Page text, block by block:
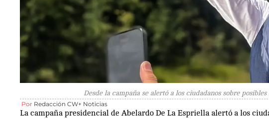
Desde la campaña se alertó a los ciudadanos sobre
Por Redacción CW+ Noticias
La campaña presidencial de Abelardo De La Espriella alertó a los